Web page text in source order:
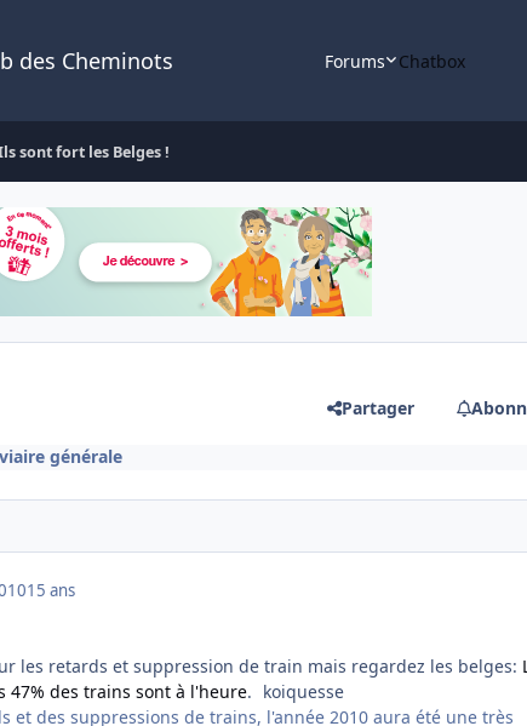
des Cheminots Forums Chatbox
sont fort les Belges !
Partager
générale
15 ans
les retards et suppression de train mais regardez les belges:
47% des trains sont à l'heure. koiquesse
et des suppressions de trains, l'année 2010 aura été une très